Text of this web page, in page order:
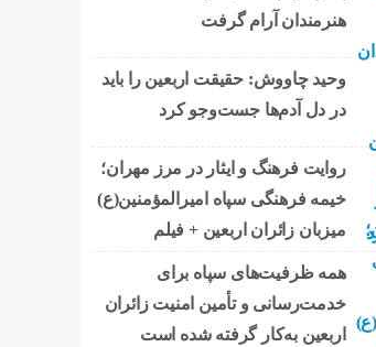
هنرمندان آرام گرفت
وحید چاووش: حقیقت اربعین را باید
در دل آدم‌ها جست‌وجو کرد
روایت فرهنگ و ایثار در مرز مهران؛
خیمه فرهنگی سپاه امیرالمؤمنین(ع)
میزبان زائران اربعین + فیلم
همه ظرفیت‌های سپاه برای
خدمت‌رسانی و تأمین امنیت زائران
اربعین به‌کار گرفته شده است